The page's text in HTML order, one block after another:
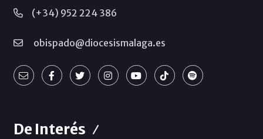
(+34) 952 224 386
obispado@diocesismalaga.es
De Interés